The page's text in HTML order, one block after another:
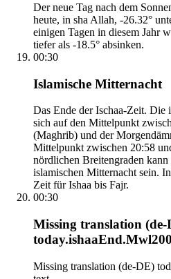
Der neue Tag nach dem
heute, in sha Allah, -26.32°
einigen Tagen in diesem Jahr
tiefer als -18.5° absinken.
00:30
Islamische Mitternacht
Das Ende der Ischaa-Zeit. Die
sich auf den Mittelpunkt
(Maghrib) und der
Mittelpunkt zwischen 20:58
nördlichen Breitengraden
islamischen Mitternacht sein.
Zeit für Ishaa bis Fajr.
00:30
Missing translation (de-
Missing translation (de-DE)